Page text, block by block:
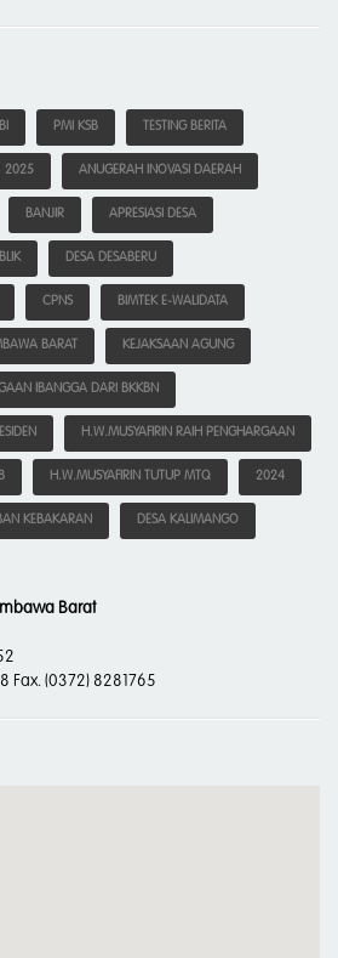
PMI KSB TESTING BERITA
2025 ANUGERAH INOVASI DAERAH
BANJIR APRESIASI DESA
DESA DESABERU
CPNS BIMTEK E-WALIDATA
BARAT KEJAKSAAN AGUNG
IBANGGA DARI BKKBN
H.W.MUSYAFIRIN RAIH PENGHARGAAN
H.W.MUSYAFIRIN TUTUP MTQ 2024
KEBAKARAN DESA KALIMANGO
Barat
Fax. (0372) 8281765